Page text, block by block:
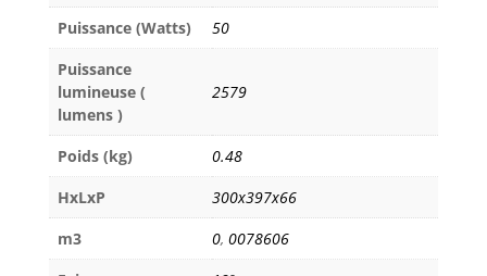
Puissance (Watts)
50
Puissance
lumineuse (
lumens )
2579
Poids (kg)
0.48
HxLxP
300x397x66
m3
0, 0078606